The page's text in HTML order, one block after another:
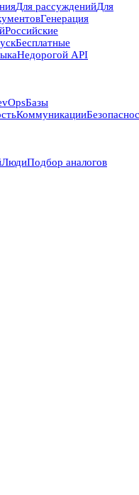
Для рассужденийДля
Генерация
Российские
Бесплатные
Недорогой API
Базы
Коммуникации
ЛюдиПодбор аналогов